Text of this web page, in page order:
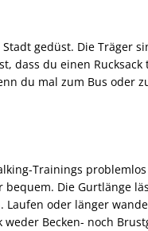
gedüst. Die Träger
dass du einen Rucksack
du mal zum Bus oder
Trainings
bequem. Die Gurtlänge
Laufen oder länger
weder Becken- noch